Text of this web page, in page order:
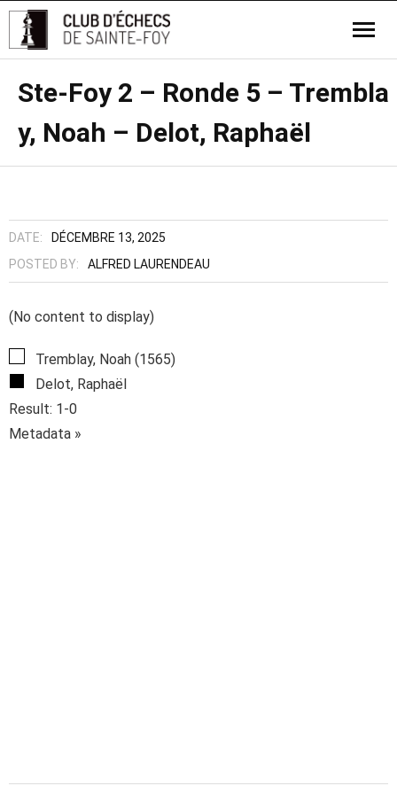
Ste-Foy 2 – Ronde 5 – Trembla
y, Noah – Delot, Raphaël
DATE:
DÉCEMBRE 13, 2025
POSTED BY:
ALFRED LAURENDEAU
(No content to display)
Tremblay, Noah (1565)
Delot, Raphaël
Result: 1-0
Metadata »